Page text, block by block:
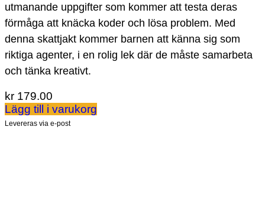
utmanande uppgifter som kommer att testa deras
förmåga att knäcka koder och lösa problem. Med
denna skattjakt kommer barnen att känna sig som
riktiga agenter, i en rolig lek där de måste samarbeta
och tänka kreativt.
kr 179.00
Lägg till i varukorg
Levereras via e-post